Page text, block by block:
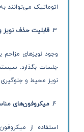
اتوماتیک
قابلیت حذف نویز و
وجود نویزهای
جلسات بگذارد.
نویز محیط و
میکروفون‌های
استفاده از